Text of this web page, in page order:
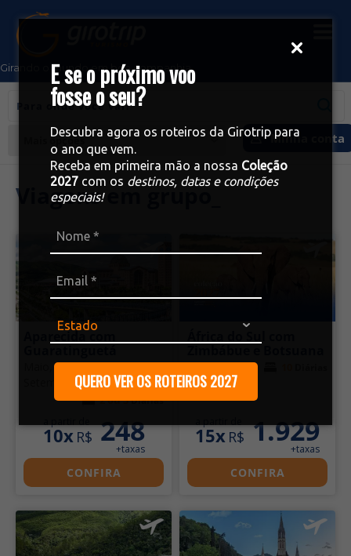
E se o próximo voo
fosse o seu?
Descubra agora os roteiros da Girotrip para
o ano que vem.
Receba em primeira mão a nossa Coleção
2027 com os destinos, datas e condições
especiais!
QUERO VER OS ROTEIROS 2027
Girando o mundo em boa companhia
Minha conta
Mais opções
Viagens em grupo_
Aparecida com
Maio, Junho, Agosto e
2 ou 3Diárias
10x R$ 248
+taxas
CONFIRA
Julho
15x R$ 1.929
+taxas
CONFIRA